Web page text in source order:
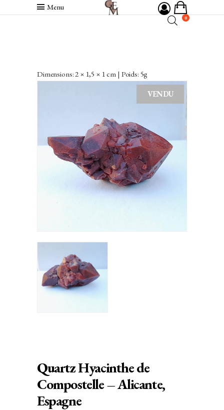
Menu
0
Dimensions: 2 × 1,5 × 1 cm | Poids: 5g
VENDU
Quartz Hyacinthe de
Compostelle – Alicante,
Espagne